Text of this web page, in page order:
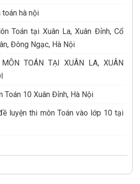
toán hà nội
Toán tại Xuân La, Xuân Đỉnh, Cổ
Đông Ngạc, Hà Nội
MÔN TOÁN TẠI XUÂN LA, XUÂN
Toán 10 Xuân Đỉnh, Hà Nội
luyện thi môn Toán vào lớp 10 tại